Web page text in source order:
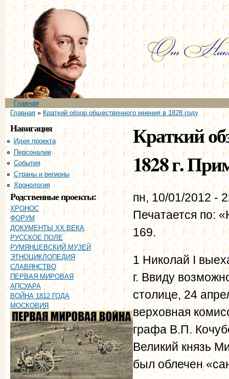
Главное меню
Главная
Вы здесь
Главная» Краткий обзор общественного мнения в 1828 году
Навигация
Идея проекта
Персоналии
События
Страны и регионы
Хронология
Родственные проекты:
ХРОНОС
ФОРУМ
ДОКУМЕНТЫ XX ВЕКА
РУССКОЕ ПОЛЕ
РУМЯНЦЕВСКИЙ МУЗЕЙ
ЭТНОЦИКЛОПЕДИЯ
СЛАВЯНСТВО
ПЕРВАЯ МИРОВАЯ
АПСУАРА
ВОЙНА 1812 ГОДА
МОСКОВИЯ
Краткий
1828 г.
пн, 10/01/2012 -
Печатается по:
169.
1 Николай I
г. Ввиду
столице, 24
верховная
графа В.П.
Великий князь
был облечен